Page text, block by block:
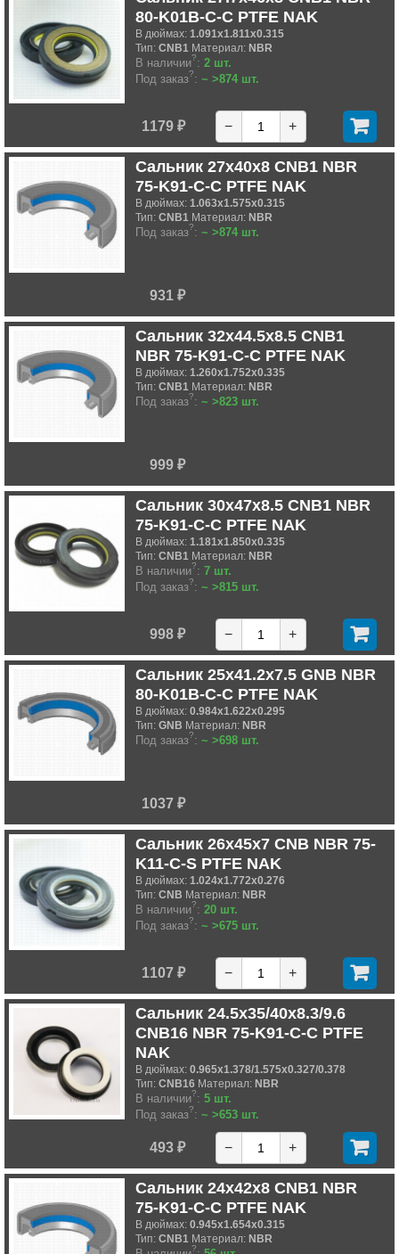
80-K01B-C-C PTFE NAK
В дюймах: 1.091x1.811x0.315
Тип: CNB1 Материал: NBR
В наличии?: 2 шт.
Под заказ?: ~ >874 шт.
1179 ₽ − +
Сальник 27x40x8 CNB1 NBR
75-K91-C-C PTFE NAK
В дюймах: 1.063x1.575x0.315
Тип: CNB1 Материал: NBR
Под заказ?: ~ >874 шт.
931 ₽
Сальник 32x44.5x8.5 CNB1
NBR 75-K91-C-C PTFE NAK
В дюймах: 1.260x1.752x0.335
Тип: CNB1 Материал: NBR
Под заказ?: ~ >823 шт.
999 ₽
Сальник 30x47x8.5 CNB1 NBR
75-K91-C-C PTFE NAK
В дюймах: 1.181x1.850x0.335
Тип: CNB1 Материал: NBR
В наличии?: 7 шт.
Под заказ?: ~ >815 шт.
998 ₽ − +
Сальник 25x41.2x7.5 GNB NBR
80-K01B-C-C PTFE NAK
В дюймах: 0.984x1.622x0.295
Тип: GNB Материал: NBR
Под заказ?: ~ >698 шт.
1037 ₽
Сальник 26x45x7 CNB NBR 75-
K11-C-S PTFE NAK
В дюймах: 1.024x1.772x0.276
Тип: CNB Материал: NBR
В наличии?: 20 шт.
Под заказ?: ~ >675 шт.
1107 ₽ − +
Сальник 24.5x35/40x8.3/9.6
CNB16 NBR 75-K91-C-C PTFE
NAK
В дюймах: 0.965x1.378/1.575x0.327/0.378
Тип: CNB16 Материал: NBR
В наличии?: 5 шт.
Под заказ?: ~ >653 шт.
493 ₽ − +
Сальник 24x42x8 CNB1 NBR
75-K91-C-C PTFE NAK
В дюймах: 0.945x1.654x0.315
Тип: CNB1 Материал: NBR
?